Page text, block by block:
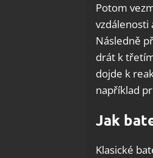
Potom
vzdálenosti
Následně
drát k
dojde k
například
Jak
Klasické